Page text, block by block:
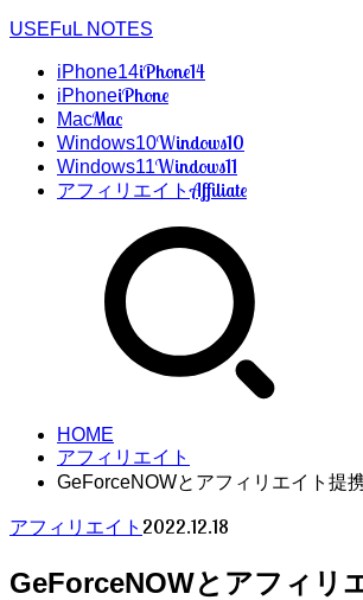
USEFuL NOTES
iPhone14iPhone14
iPhoneiPhone
MacMac
Windows10Windows10
Windows11Windows11
アフィリエイトAffiliate
HOME
アフィリエイト
GeForceNOWとアフィリエイト提
アフィリエイト 2022.12.18
GeForceNOWとアフィリ